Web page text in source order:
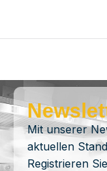
Mit unserer
aktuellen
Registrieren